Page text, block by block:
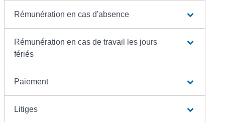
Rémunération en cas d'absence
Rémunération en cas de travail les jours
fériés
Paiement
Litiges